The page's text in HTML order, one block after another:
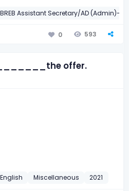
BREB Assistant Secretary/AD (Admin)-
0 593
offer.
English Miscellaneous 2021